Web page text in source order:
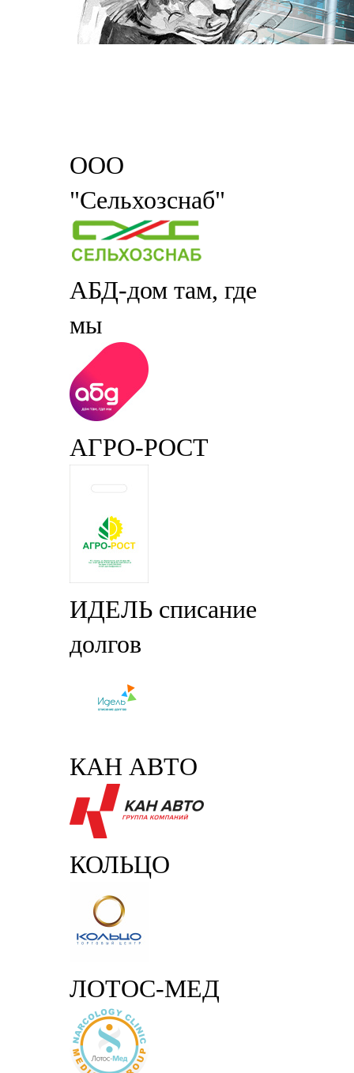
ООО
"Сельхозснаб"
АБД-дом там, где
мы
АГРО-РОСТ
ИДЕЛЬ списание
долгов
КАН АВТО
КОЛЬЦО
ЛОТОС-МЕД